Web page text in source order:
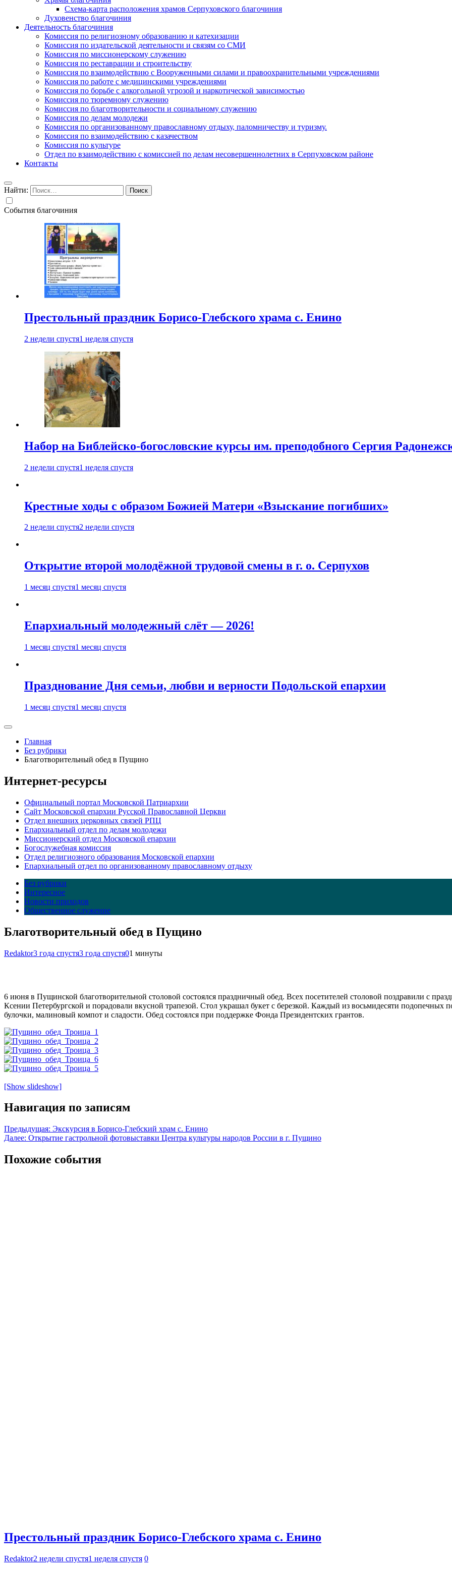
Схема-карта расположения храмов Серпуховского благочиния
Духовенство благочиния
Деятельность благочиния
Комиссия по религиозному образованию и катехизации
Комиссия по издательской деятельности и связям со СМИ
Комиссия по миссионерскому служению
Комиссия по реставрации и строительству
Комиссия по взаимодействию с Вооруженными силами и правоохранительными учреждениями
Комиссия по работе с медицинскими учреждениями
Комиссия по борьбе с алкогольной угрозой и наркотической зависимостью
Комиссия по тюремному служению
Комиссия по благотворительности и социальному служению
Комиссия по делам молодежи
Комиссия по организованному православному отдыху, паломничеству и туризму.
Комиссия по взаимодействию с казачеством
Комиссия по культуре
Отдел по взаимодействию с комиссией по делам несовершеннолетних в Серпуховском районе
Контакты
Найти:
События благочиния
Престольный праздник Борисо-Глебского храма с. Енино
2 недели спустя1 неделя спустя
Набор на Библейско-богословские курсы им. преподобного Сергия
2 недели спустя1 неделя спустя
Крестные ходы с образом Божией Матери «Взыскание погибших»
2 недели спустя2 недели спустя
Открытие второй молодёжной трудовой смены в г. о. Серпухов
1 месяц спустя1 месяц спустя
Епархиальный молодежный слёт — 2026!
1 месяц спустя1 месяц спустя
Празднование Дня семьи, любви и верности Подольской епархии
1 месяц спустя1 месяц спустя
Главная
Без рубрики
Благотворительный обед в Пущино
Интернет-ресурсы
Официальный портал Московской Патриархии
Сайт Московской епархии Русской Православной Церкви
Отдел внешних церковных связей РПЦ
Епархиальный отдел по делам молодежи
Миссионерский отдел Московской епархии
Богослужебная комиссия
Отдел религиозного образования Московской епархии
Епархиальный отдел по организованному православному отдыху
Без рубрики
Интересное
Новости приходов
Общественное служение
Благотворительный обед в Пущино
Redaktor3 года спустя3 года спустя01 минуты
6 июня в Пущинской благотворительной столовой состоялся праздничный обед. Всех посетителей столовой поздравили с
Ксении Петербургской и порадовали вкусной трапезой. Стол украшал букет с березкой. Каждый из восьмидесяти подопечных
булочки, малиновый компот и сладости. Обед состоялся при поддержке Фонда Президентских грантов.
[Show slideshow]
Навигация по записям
Предыдущая: Экскурсия в Борисо-Глебский храм с. Енино
Далее: Открытие гастрольной фотовыставки Центра культуры народов России в г. Пущино
Похожие события
Престольный праздник Борисо-Глебского храма с. Енино
Redaktor2 недели спустя1 неделя спустя 0